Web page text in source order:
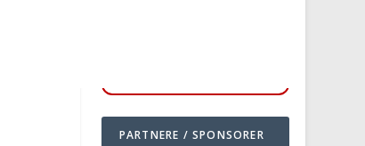
PARTNERE / SPONSORER